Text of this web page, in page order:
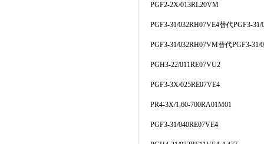
PGF2-2X/013RL20VM
PGF3-31/032RH07VE4替代PGF3-31/
PGF3-31/032RH07VM替代PGF3-31/
PGH3-22/011RE07VU2
PGF3-3X/025RE07VE4
PR4-3X/1,60-700RA01M01
PGF3-31/040RE07VE4